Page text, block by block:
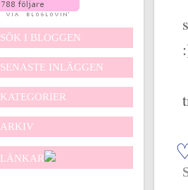
SÖK I BLOGGEN
SENASTE INLÄGGEN
KATEGORIER
ARKIV
LÄNKAR